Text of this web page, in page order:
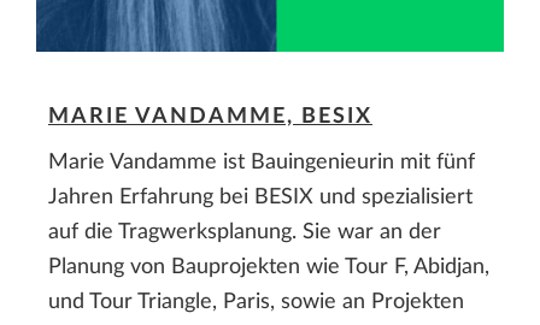
MARIE VANDAMME, BESIX
Marie Vandamme ist Bauingenieurin mit fünf
Jahren Erfahrung bei BESIX und spezialisiert
auf die Tragwerksplanung. Sie war an der
Planung von Bauprojekten wie Tour F, Abidjan,
und Tour Triangle, Paris, sowie an Projekten